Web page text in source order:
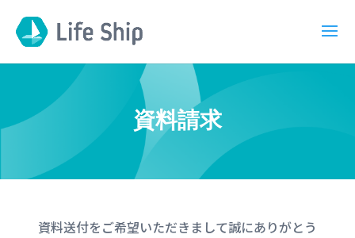
資料請求
資料送付をご希望いただきまして誠にありがとう